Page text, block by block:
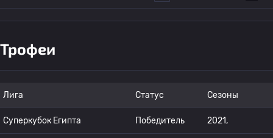
Трофеи
Лига Статус Сезоны
Суперкубок Египта Победитель 2021,